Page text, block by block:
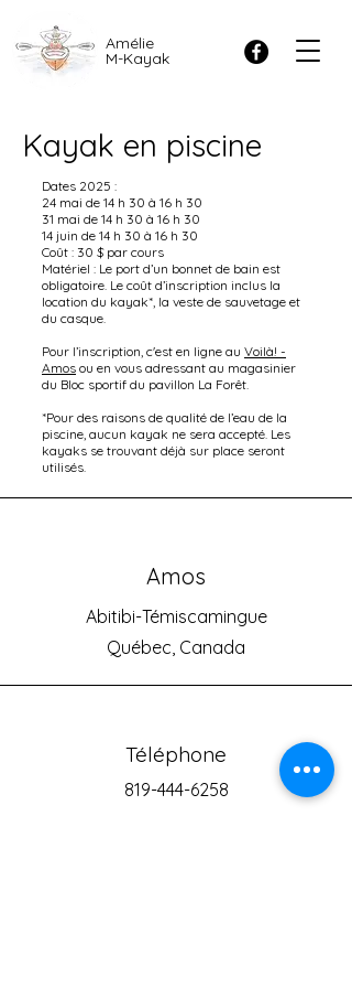
Amélie
M-Kayak
Kayak en piscine
Dates 2025 :
24 mai de 14 h 30 à 16 h 30
31 mai de 14 h 30 à 16 h 30
14 juin de 14 h 30 à 16 h 30
Coût : 30 $ par cours
Matériel : Le port d’un bonnet de bain est
obligatoire. Le coût d’inscription inclus la
location du kayak*, la veste de sauvetage et
du casque.
Pour l’inscription, c'est en ligne au Voilà! -
Amos ou en vous adressant au magasinier
du Bloc sportif du pavillon La Forêt.
*Pour des raisons de qualité de l’eau de la
piscine, aucun kayak ne sera accepté. Les
kayaks se trouvant déjà sur place seront
utilisés.
Amos
Abitibi-Témiscamingue
Québec, Canada
Téléphone
819-444-6258